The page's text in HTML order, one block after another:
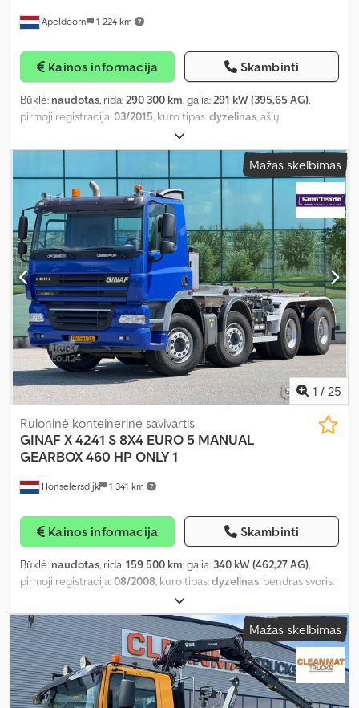
Apeldoorn 1 224 km
Kainos informacija Skambinti
Būklė: naudotas, rida:290 300 km, galia:291 kW (395,65 AG),
pirmoji registracija:03/2015, kuro tipas:dyzelinas, ašių
7 750 mm
kitas, vairuotojo kabina:dieninė kabina, pavaros tipas:
Euro 6 , sėdimų vietų skaičius:2,
bendras ilgis:10 810 mm, bendras plotis:2 550 mm, leistina ašies
apkrova (ašis 1):10 000 kg, leistina ašies apkrova (ašis 2): 10 000 kg,
leistina ašies apkrova (ašis 3):9 500 kg , Gamybos metai: 2015,
Įranga:ABS, elektrinis langų reguliavimas, elektriškai
reguliuojamas veidrodis, vairo stiprintuvas,
Mažas skelbimas
1 / 25
Honselersdijk 1 341 km
Ruloninė konteinerinė savivartis
GINAF X 4241 S 8X4 EURO 5 MANUAL
GEARBOX 460 HP ONLY 1
Kainos informacija Skambinti
Būklė: naudotas, rida:159 500 km, galia: 340 kW (462,27 AG),
pirmoji registracija:08/2008, kuro tipas:dyzelinas, bendras svoris:
3 ašys
spalva:mėlyna, emisijos klasė:Euro 5, bendras ilgis:9 000 mm,
bendras plotis:2 500 mm, bendras aukštis:3 780 mm, Gamybos
metai:2008, Įranga:ABS, elektroninė stabilumo programa (ESP),
oro kondicionavimas, suodžių filtras,
Mažas skelbimas